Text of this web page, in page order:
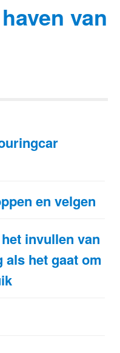
van
en velgen
invullen van
het gaat om